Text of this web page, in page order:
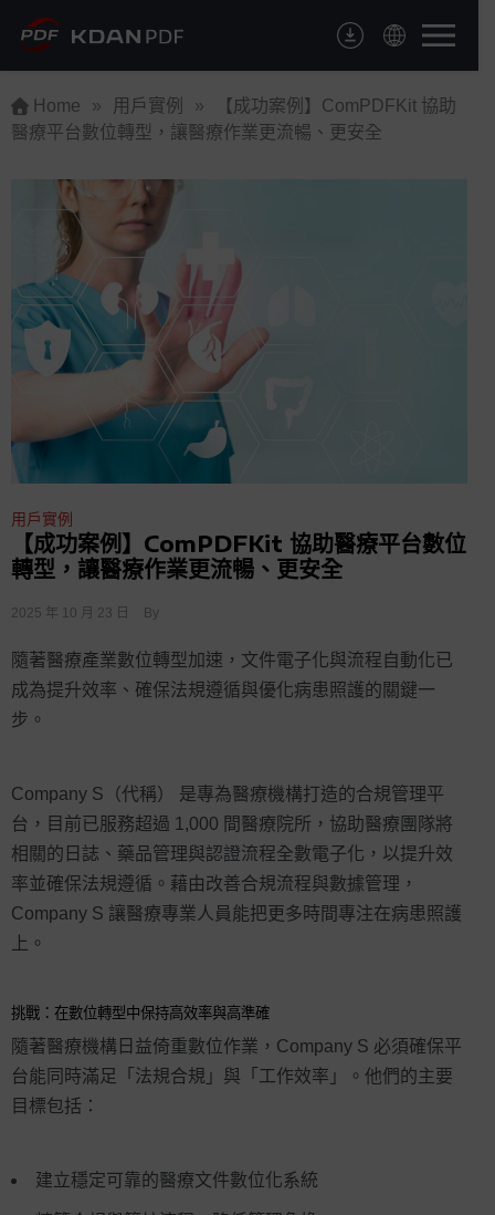
Home » 用戶實例 »
【成功案例】ComPDFKit 協助
醫療平台數位轉型，讓醫療作業更流暢、更安全
用戶實例
【成功案例】ComPDFKit 協助醫療平台數位
轉型，讓醫療作業更流暢、更安全
2025 年 10 月 23 日 By
隨著醫療產業數位轉型加速，文件電子化與流程自動化已
成為提升效率、確保法規遵循與優化病患照護的關鍵一
步。
Company S（代稱） 是專為醫療機構打造的合規管理平
台，目前已服務超過 1,000 間醫療院所，協助醫療團隊將
相關的日誌、藥品管理與認證流程全數電子化，以提升效
率並確保法規遵循。藉由改善合規流程與數據管理，
Company S 讓醫療專業人員能把更多時間專注在病患照護
上。
挑戰：在數位轉型中保持高效率與高準確
隨著醫療機構日益倚重數位作業，Company S 必須確保平
台能同時滿足「法規合規」與「工作效率」。他們的主要
目標包括：
建立穩定可靠的醫療文件數位化系統